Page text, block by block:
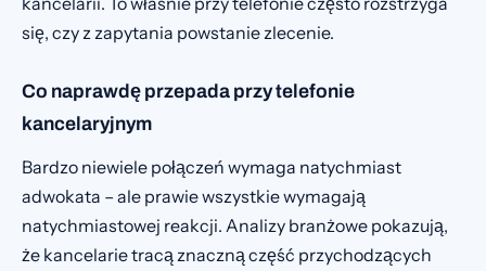
się, czy z zapytania powstanie zlecenie.
Co naprawdę przepada przy telefonie
kancelaryjnym
Bardzo niewiele połączeń wymaga natychmiast
adwokata – ale prawie wszystkie wymagają
natychmiastowej reakcji. Analizy branżowe pokazują,
że kancelarie tracą znaczną część przychodzących